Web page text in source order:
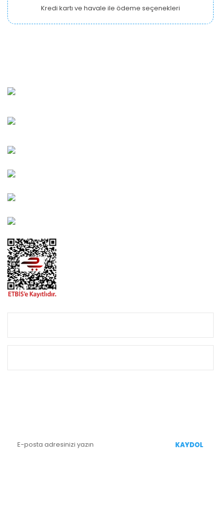
Kredi kartı ve havale ile ödeme seçenekleri
KAYDOL